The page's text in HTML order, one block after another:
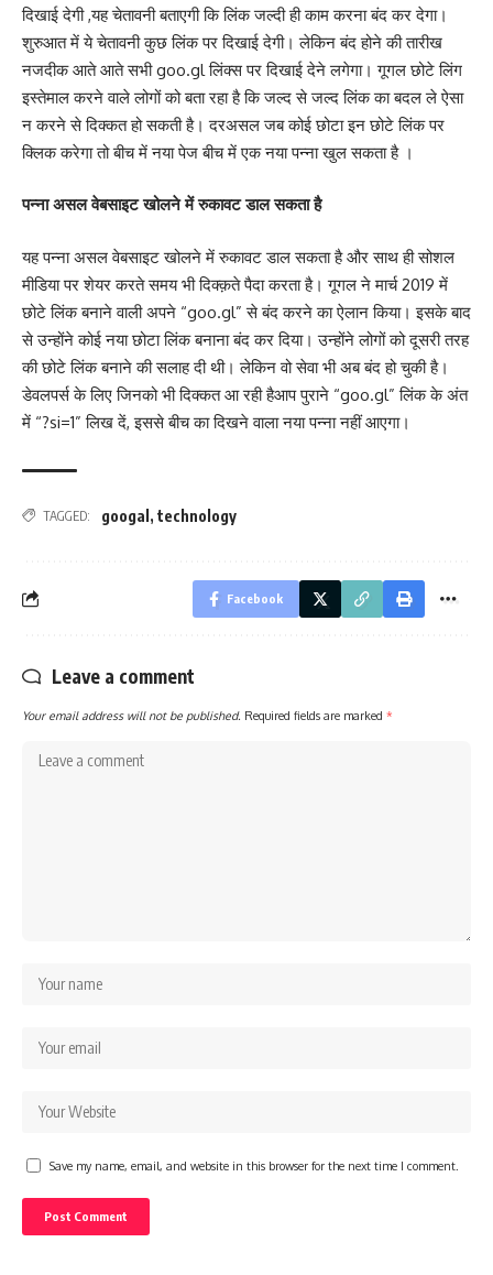
दिखाई देगी ,यह चेतावनी बताएगी कि लिंक जल्दी ही काम करना बंद कर देगा।
शुरुआत में ये चेतावनी कुछ लिंक पर दिखाई देगी। लेकिन बंद होने की तारीख
नजदीक आते आते सभी goo.gl लिंक्स पर दिखाई देने लगेगा। गूगल छोटे लिंग
इस्तेमाल करने वाले लोगों को बता रहा है कि जल्द से जल्द लिंक का बदल ले ऐसा
न करने से दिक्कत हो सकती है। दरअसल जब कोई छोटा इन छोटे लिंक पर
क्लिक करेगा तो बीच में नया पेज बीच में एक नया पन्ना खुल सकता है ।
पन्ना असल वेबसाइट खोलने में रुकावट डाल सकता है
यह पन्ना असल वेबसाइट खोलने में रुकावट डाल सकता है और साथ ही सोशल
मीडिया पर शेयर करते समय भी दिक्क़ते पैदा करता है। गूगल ने मार्च 2019 में
छोटे लिंक बनाने वाली अपने “goo.gl” से बंद करने का ऐलान किया। इसके बाद
से उन्होंने कोई नया छोटा लिंक बनाना बंद कर दिया। उन्होंने लोगों को दूसरी तरह
की छोटे लिंक बनाने की सलाह दी थी। लेकिन वो सेवा भी अब बंद हो चुकी है।
डेवलपर्स के लिए जिनको भी दिक्कत आ रही हैआप पुराने “goo.gl” लिंक के अंत
में “?si=1” लिख दें, इससे बीच का दिखने वाला नया पन्ना नहीं आएगा।
TAGGED: googal , technology
Facebook
Leave a comment
Your email address will not be published. Required fields are marked *
Save my name, email, and website in this browser for the next time I comment.